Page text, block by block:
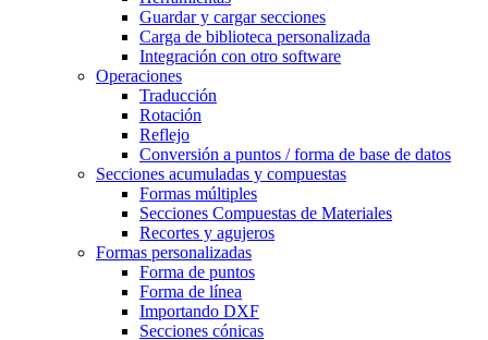
Guardar y cargar secciones
Carga de biblioteca personalizada
Integración con otro software
Operaciones
Traducción
Rotación
Reflejo
Conversión a puntos / forma de base de datos
Secciones acumuladas y compuestas
Formas múltiples
Secciones Compuestas de Materiales
Recortes y agujeros
Formas personalizadas
Forma de puntos
Forma de línea
Importando DXF
Secciones cónicas